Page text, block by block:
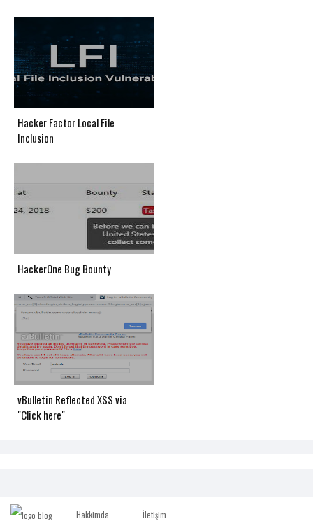
Hacker Factor Local File
Inclusion
HackerOne Bug Bounty
vBulletin Reflected XSS via
"Click here"
Hakkimda İletişim